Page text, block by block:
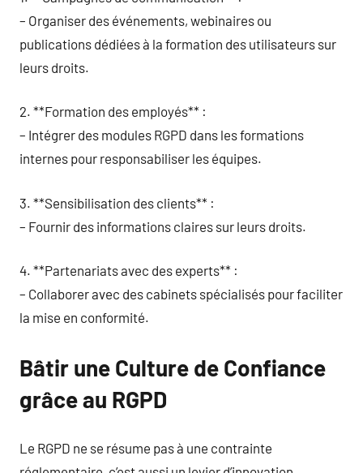
– Organiser des événements, webinaires ou
publications dédiées à la formation des utilisateurs sur
leurs droits.
2. **Formation des employés** :
– Intégrer des modules RGPD dans les formations
internes pour responsabiliser les équipes.
3. **Sensibilisation des clients** :
– Fournir des informations claires sur leurs droits.
4. **Partenariats avec des experts** :
– Collaborer avec des cabinets spécialisés pour faciliter
la mise en conformité.
Bâtir une Culture de Confiance
grâce au RGPD
Le RGPD ne se résume pas à une contrainte